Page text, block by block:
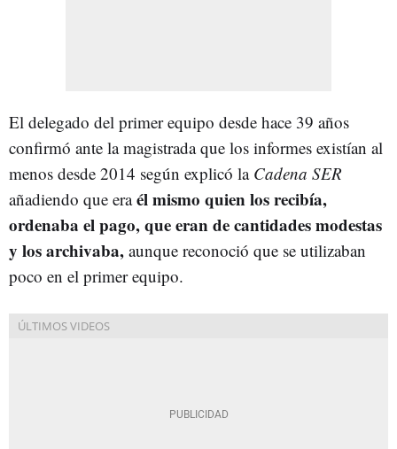
El delegado del primer equipo desde hace 39 años
confirmó ante la magistrada que los informes existían al
menos desde 2014 según explicó la Cadena SER
añadiendo que eraél mismo quien los recibía,
ordenaba el pago, que eran de cantidades modestas
y los archivaba, aunque reconoció que se utilizaban
poco en el primer equipo.